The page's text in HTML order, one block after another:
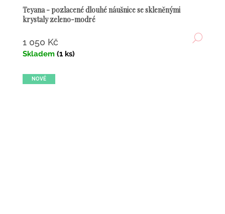
Teyana - pozlacené dlouhé náušnice se skleněnými
krystaly zeleno-modré
1 050 Kč
Skladem (1 ks)
NOVÉ